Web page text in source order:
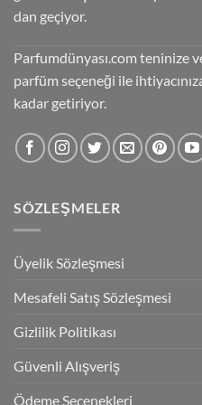
dan geçiyor.
Parfumdünyası.com teninize
parfüm seçeneği ile
kadar getiriyor.
SÖZLEŞMELER
Üyelik Sözleşmesi
Mesafeli Satış Sözleşmesi
Gizlilik Politikası
Güvenli Alışveriş
Ödeme Seçenekleri